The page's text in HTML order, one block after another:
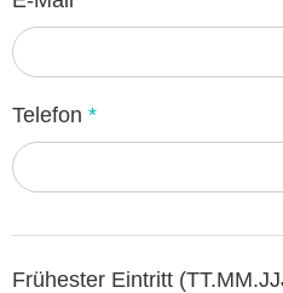
Telefon *
Frühester Eintritt